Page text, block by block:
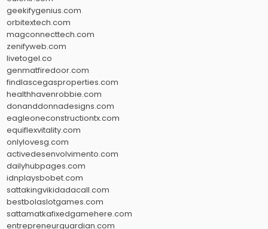
geekifygenius.com
orbitextech.com
magconnecttech.com
zenifyweb.com
livetogel.co
genmatfiredoor.com
findlascegasproperties.com
healthhavenrobbie.com
donanddonnadesigns.com
eagleoneconstructiontx.com
equiflexvitality.com
onlylovesg.com
activedesenvolvimento.com
dailyhubpages.com
idnplaysbobet.com
sattakingvikidadacall.com
bestbolaslotgames.com
sattamatkafixedgamehere.com
entrepreneurguardian.com